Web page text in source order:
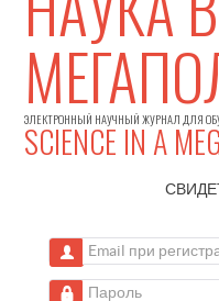
ЭЛЕКТРОННЫЙ НАУЧНЫЙ ЖУРНАЛ ДЛЯ
SCIENCE IN A
Email при
Пароль